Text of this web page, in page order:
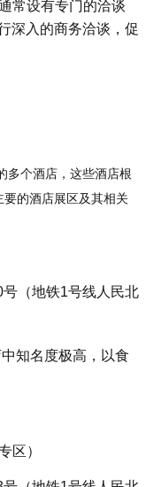
常设有专门的洽谈
深入的商务洽谈，促
多个酒店，这些酒店根
的酒店展区及其相关
（地铁1号线人民北
知名度极高，以食
区）